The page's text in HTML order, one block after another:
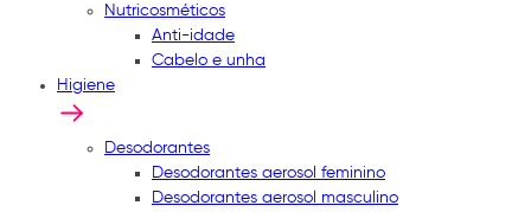
Nutricosméticos
Anti-idade
Cabelo e unha
Higiene
Desodorantes
Desodorantes aerosol feminino
Desodorantes aerosol masculino